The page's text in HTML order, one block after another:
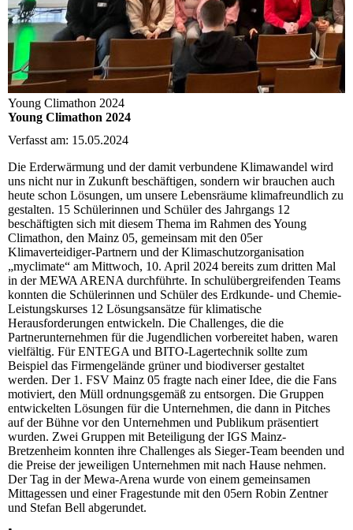
Young Climathon 2024
Young Climathon 2024
Verfasst am: 15.05.2024
Die Erderwärmung und der damit verbundene Klimawandel wird
uns nicht nur in Zukunft beschäftigen, sondern wir brauchen auch
heute schon Lösungen, um unsere Lebensräume klimafreundlich zu
gestalten. 15 Schülerinnen und Schüler des Jahrgangs 12
beschäftigten sich mit diesem Thema im Rahmen des Young
Climathon, den Mainz 05, gemeinsam mit den 05er
Klimaverteidiger-Partnern und der Klimaschutzorganisation
„myclimate“ am Mittwoch, 10. April 2024 bereits zum dritten Mal
in der MEWA ARENA durchführte. In schulübergreifenden Teams
konnten die Schülerinnen und Schüler des Erdkunde- und Chemie-
Leistungskurses 12 Lösungsansätze für klimatische
Herausforderungen entwickeln. Die Challenges, die die
Partnerunternehmen für die Jugendlichen vorbereitet haben, waren
vielfältig. Für ENTEGA und BITO-Lagertechnik sollte zum
Beispiel das Firmengelände grüner und biodiverser gestaltet
werden. Der 1. FSV Mainz 05 fragte nach einer Idee, die die Fans
motiviert, den Müll ordnungsgemäß zu entsorgen. Die Gruppen
entwickelten Lösungen für die Unternehmen, die dann in Pitches
auf der Bühne vor den Unternehmen und Publikum präsentiert
wurden. Zwei Gruppen mit Beteiligung der IGS Mainz-
Bretzenheim konnten ihre Challenges als Sieger-Team beenden und
die Preise der jeweiligen Unternehmen mit nach Hause nehmen.
Der Tag in der Mewa-Arena wurde von einem gemeinsamen
Mittagessen und einer Fragestunde mit den 05ern Robin Zentner
und Stefan Bell abgerundet.